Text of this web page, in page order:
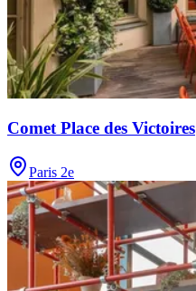
Comet Place des Victoires
Paris 2e